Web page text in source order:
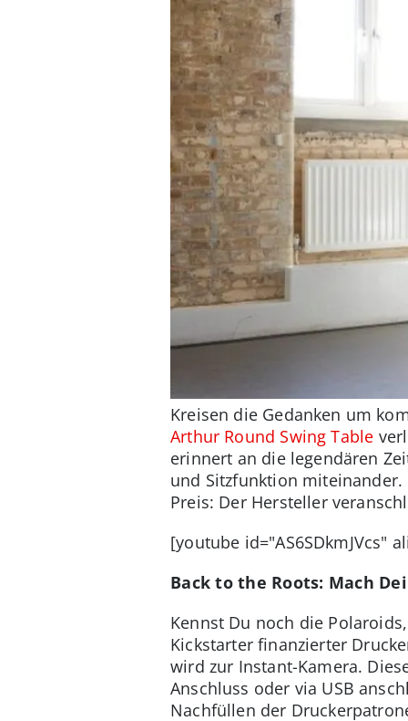
Kreisen die Gedanken um
Arthur Round Swing Table
erinnert an die legendären
und Sitzfunktion
Preis: Der Hersteller
[youtube id="AS6SDkmJVcs"
Back to the Roots: Mach
Kennst Du noch die
Kickstarter finanzierter
wird zur Instant-Kamera.
Anschluss oder via USB
Nachfüllen der